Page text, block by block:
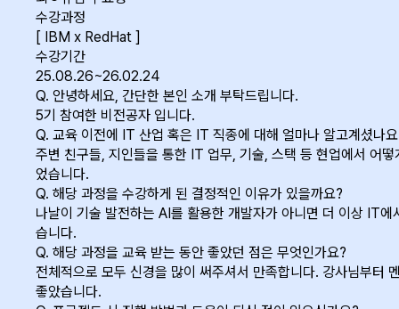
수강과정
[ IBM x RedHat ]
수강기간
25.08.26~26.02.24
Q. 안녕하세요, 간단한 본인 소개 부탁드립니다.
5기 참여한 비전공자 입니다.
Q. 교육 이전에 IT 산업 혹은 IT 직종에 대해 얼마나 알고계셨나
주변 친구들, 지인들을 통한 IT 업무, 기술, 스택 등 현업에서 어
었습니다.
Q. 해당 과정을 수강하게 된 결정적인 이유가 있을까요?
나날이 기술 발전하는 AI를 활용한 개발자가 아니면 더 이상 IT
습니다.
Q. 해당 과정을 교육 받는 동안 좋았던 점은 무엇인가요?
전체적으로 모두 신경을 많이 써주셔서 만족합니다. 강사님부터
좋았습니다.